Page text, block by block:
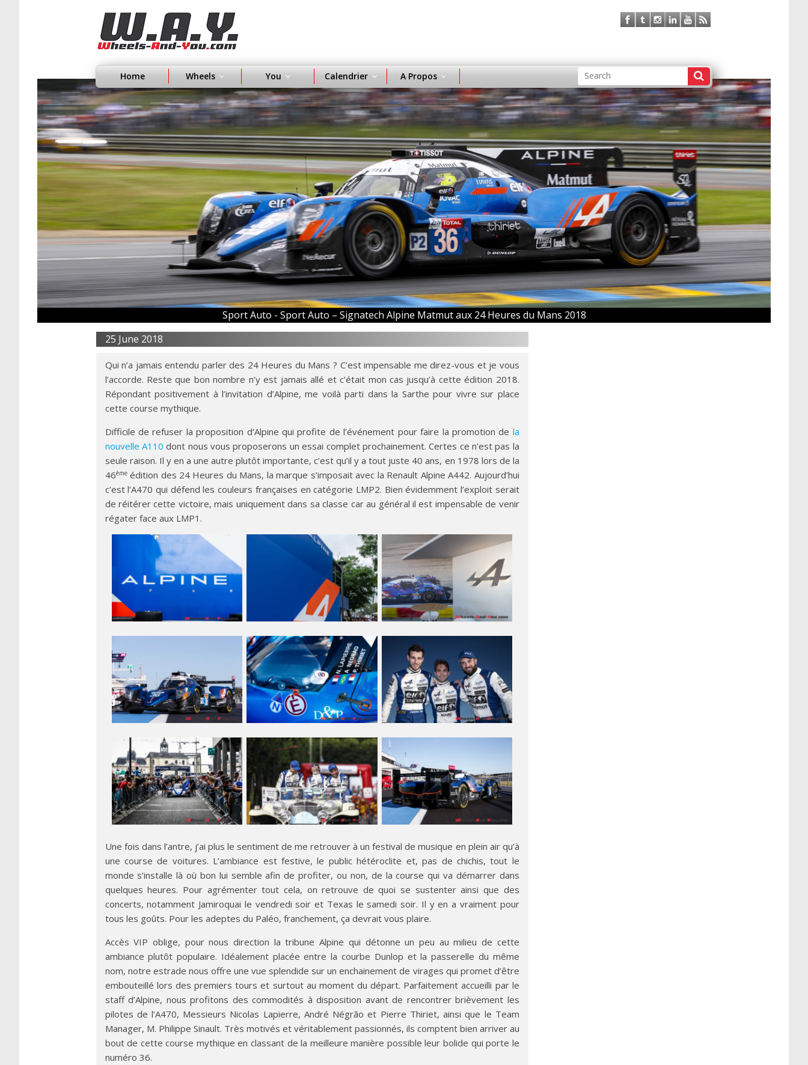
Home Wheels You Calendrier A Propos
Sport Auto - Sport Auto – Signatech Alpine Matmut aux 24 Heures du Mans 2018
25 June 2018
Qui n’a jamais entendu parler des 24 Heures du Mans ? C’est impensable me direz-vous et je vous
l’accorde. Reste que bon nombre n’y est jamais allé et c’était mon cas jusqu’à cette édition 2018.
Répondant positivement à l’invitation d’Alpine, me voilà parti dans la Sarthe pour vivre sur place
cette course mythique.
Difficile de refuser la proposition d’Alpine qui profite de l’événement pour faire la promotion de la
nouvelle A110 dont nous vous proposerons un essai complet prochainement. Certes ce n’est pas la
seule raison. Il y en a une autre plutôt importante, c’est qu’il y a tout juste 40 ans, en 1978 lors de la
46èmeédition des 24 Heures du Mans, la marque s’imposait avec la Renault Alpine A442. Aujourd’hui
c’est l’A470 qui défend les couleurs françaises en catégorie LMP2. Bien évidemment l’exploit serait
de réitérer cette victoire, mais uniquement dans sa classe car au général il est impensable de venir
régater face aux LMP1.
Une fois dans l’antre, j’ai plus le sentiment de me retrouver à un festival de musique en plein air qu’à
une course de voitures. L’ambiance est festive, le public hétéroclite et, pas de chichis, tout le
monde s’installe là où bon lui semble afin de profiter, ou non, de la course qui va démarrer dans
quelques heures. Pour agrémenter tout cela, on retrouve de quoi se sustenter ainsi que des
concerts, notamment Jamiroquai le vendredi soir et Texas le samedi soir. Il y en a vraiment pour
tous les goûts. Pour les adeptes du Paléo, franchement, ça devrait vous plaire.
Accès VIP oblige, pour nous direction la tribune Alpine qui détonne un peu au milieu de cette
ambiance plutôt populaire. Idéalement placée entre la courbe Dunlop et la passerelle du même
nom, notre estrade nous offre une vue splendide sur un enchainement de virages qui promet d’être
embouteillé lors des premiers tours et surtout au moment du départ. Parfaitement accueilli par le
staff d’Alpine, nous profitons des commodités à disposition avant de rencontrer brièvement les
pilotes de l’A470, Messieurs Nicolas Lapierre, André Négrão et Pierre Thiriet, ainsi que le Team
Manager, M. Philippe Sinault. Très motivés et véritablement passionnés, ils comptent bien arriver au
bout de cette course mythique en classant de la meilleure manière possible leur bolide qui porte le
numéro 36.